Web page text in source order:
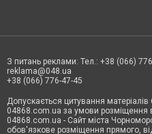
З питань реклами: Тел.: +38 (066)
reklama@048.ua
+38 (066) 776-47-45
Допускається цитування
04868.com.ua за умови розміщення
04868.com.ua - Сайт міста
обов'язкове розміщення прямого,